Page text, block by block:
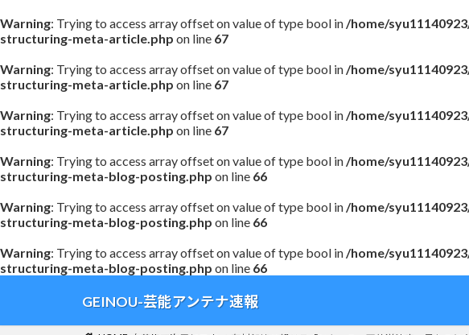
Warning: Trying to access array offset on value of type bool in/home/
structuring-meta-article.php on line 67
Warning: Trying to access array offset on value of type bool in/home/
structuring-meta-article.php on line 67
Warning: Trying to access array offset on value of type bool in/home/
structuring-meta-article.php on line 67
Warning: Trying to access array offset on value of type bool in/home/
structuring-meta-blog-posting.php on line 66
Warning: Trying to access array offset on value of type bool in/home/
structuring-meta-blog-posting.php on line 66
Warning: Trying to access array offset on value of type bool in/home/
structuring-meta-blog-posting.php on line 66
テ
ゲ
GEINOU-芸能アンテナ速報